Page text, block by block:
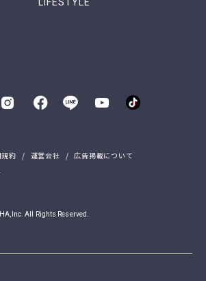
約 運営会社
広告掲載について
All Rights Reserved.